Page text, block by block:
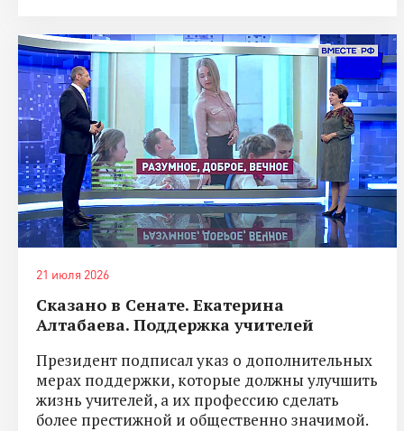
21 июля 2026
Сказано в Сенате. Екатерина
Алтабаева. Поддержка учителей
Президент подписал указ о дополнительных
мерах поддержки, которые должны улучшить
жизнь учителей, а их профессию сделать
более престижной и общественно значимой.